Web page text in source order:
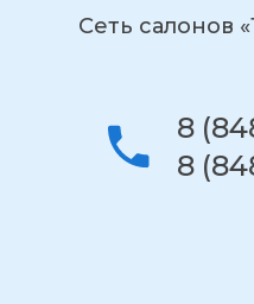
Сеть салонов
8
8